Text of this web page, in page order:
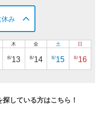
み
木
8/13
金
8/14
土
8/15
日
8/16
している方はこちら！